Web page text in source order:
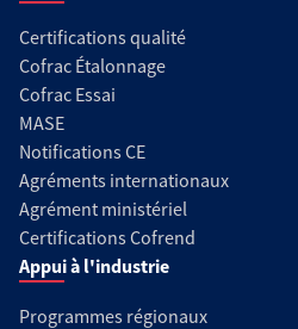
Certifications qualité
Cofrac Étalonnage
Cofrac Essai
MASE
Notifications CE
Agréments internationaux
Agrément ministériel
Certifications Cofrend
Appui à l'industrie
Programmes régionaux